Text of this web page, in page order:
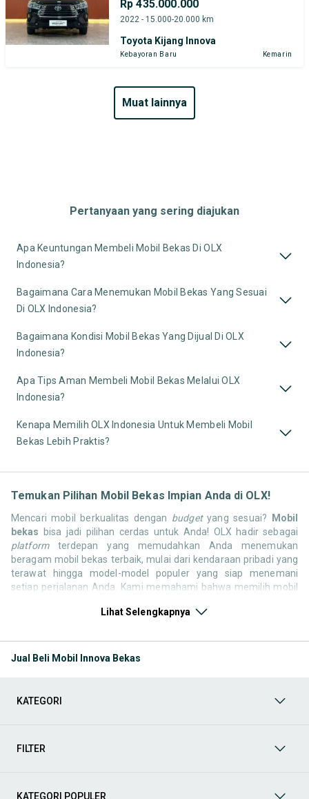
Rp 435.000.000
2022 - 15.000-20.000 km
Toyota Kijang Innova
Kebayoran Baru Kemarin
muat lainnya
Pertanyaan yang sering diajukan
Apa Keuntungan Membeli Mobil Bekas Di OLX
Indonesia?
Bagaimana Cara Menemukan Mobil Bekas Yang Sesuai
Di OLX Indonesia?
Bagaimana Kondisi Mobil Bekas Yang Dijual Di OLX
Indonesia?
Apa Tips Aman Membeli Mobil Bekas Melalui OLX
Indonesia?
Kenapa Memilih OLX Indonesia Untuk Membeli Mobil
Bekas Lebih Praktis?
Temukan Pilihan Mobil Bekas Impian Anda di OLX!
Mencari mobil berkualitas dengan budgetyang sesuai? Mobil
bekas bisa jadi pilihan cerdas untuk Anda! OLX hadir sebagai
platformterdepan yang memudahkan Anda menemukan
beragam mobil bekas terbaik, mulai dari kendaraan pribadi yang
terawat hingga model-model populer yang siap menemani
setiap perjalanan Anda. Kami memahami bahwa memilih mobil
ribuan daftar dari penjual terpercaya di seluruh Indonesia.
dengan gaya hidup, kebutuhan, danbudgetAnda!
Memilih mobil bekasyang tepat tentu bukan perkara mudah.
berkelas, atau mobil kota yang irit dan lincah? Di OLX, Anda akan
mobil bekas Anda berjalan lancar, efisien, dan menyenangkan.
Lihat Selengkapnya
Jual Beli Mobil Innova Bekas
KATEGORI
FILTER
KATEGORI POPULER